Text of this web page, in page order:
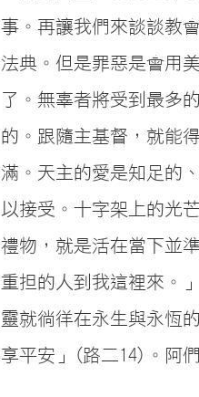
事。再讓我們來談談教
法典。但是罪惡是會用
了。無辜者將受到最多
的。跟隨主基督，就能
滿。天主的愛是知足的
以接受。十字架上的光
禮物，就是活在當下並
重担的人到我這裡來。
靈就徜徉在永生與永恆
享平安」(路二14)。阿們